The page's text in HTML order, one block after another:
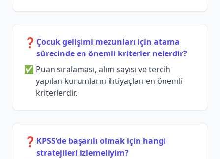
❓ Çocuk gelişimi mezunları için atama
sürecinde en önemli kriterler nelerdir?
Puan sıralaması, alım sayısı ve tercih
yapılan kurumların ihtiyaçları en önemli
kriterlerdir.
❓ KPSS'de başarılı olmak için hangi
stratejileri izlemeliyim?